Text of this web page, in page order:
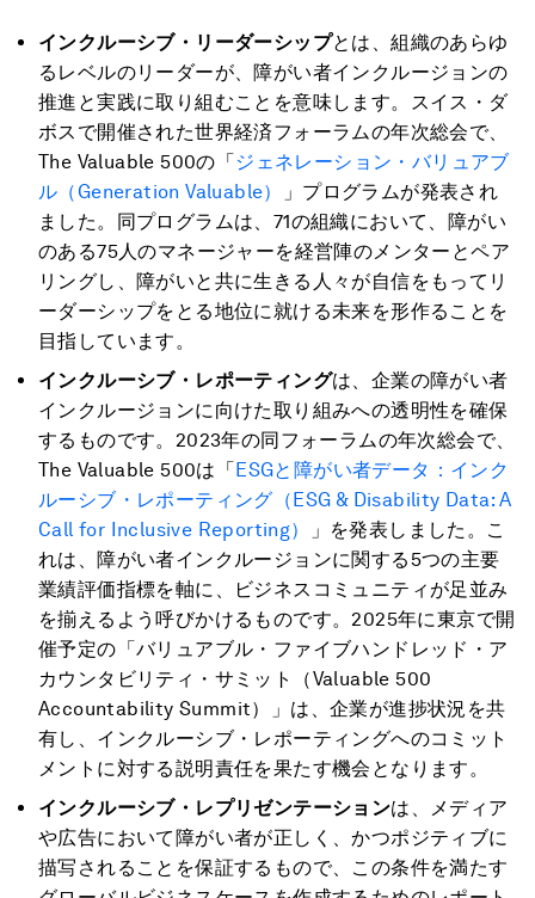
インクルーシブ・リーダーシップとは、組織のあらゆ
るレベルのリーダーが、障がい者インクルージョンの
推進と実践に取り組むことを意味します。スイス・ダ
ボスで開催された世界経済フォーラムの年次総会で、
The Valuable 500の「ジェネレーション・バリュアブ
ル（Generation Valuable）
」プログラムが発表され
ました。同プログラムは、71の組織において、障がい
のある75人のマネージャーを経営陣のメンターとペア
リングし、障がいと共に生きる人々が自信をもってリ
ーダーシップをとる地位に就ける未来を形作ることを
目指しています。
インクルーシブ・レポーティングは、企業の障がい者
インクルージョンに向けた取り組みへの透明性を確保
するものです。2023年の同フォーラムの年次総会で、
The Valuable 500は「ESGと障がい者データ：インク
ルーシブ・レポーティング（ESG & Disability Data: A
Call for Inclusive Reporting）
」を発表しました。こ
れは、障がい者インクルージョンに関する5つの主要
業績評価指標を軸に、ビジネスコミュニティが足並み
を揃えるよう呼びかけるものです。2025年に東京で開
催予定の「バリュアブル・ファイブハンドレッド・ア
カウンタビリティ・サミット（Valuable 500
Accountability Summit）」は、企業が進捗状況を共
有し、インクルーシブ・レポーティングへのコミット
メントに対する説明責任を果たす機会となります。
インクルーシブ・レプリゼンテーションは、メディア
や広告において障がい者が正しく、かつポジティブに
描写されることを保証するもので、この条件を満たす